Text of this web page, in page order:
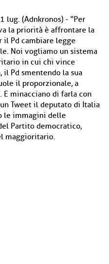
lug. (Adnkronos) - “Per
la priorità è affrontare la
il Pd cambiare legge
Noi vogliamo un sistema
in cui chi vince
il Pd smentendo la sua
il proporzionale, a
E minacciano di farla con
Tweet il deputato di Italia
le immagini delle
Partito democratico,
maggioritario.